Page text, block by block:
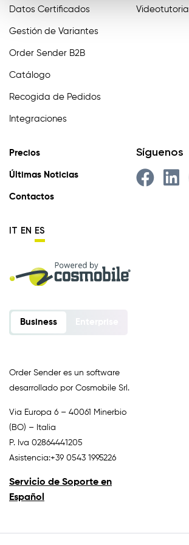
Business
Order Sender es un software
desarrollado por Cosmobile Srl.
Via Europa 6 – 40061 Minerbio
(BO) – Italia
P. Iva 02864441205
Asistencia:+39 0543 1995226
Servicio de Soporte en
Español
Datos Certificados
Gestión de Variantes
Order Sender B2B
Catálogo
Recogida de Pedidos
Integraciones
Videotutorial
Precios
Últimas Noticias
Contactos
IT EN ES
Síguenos